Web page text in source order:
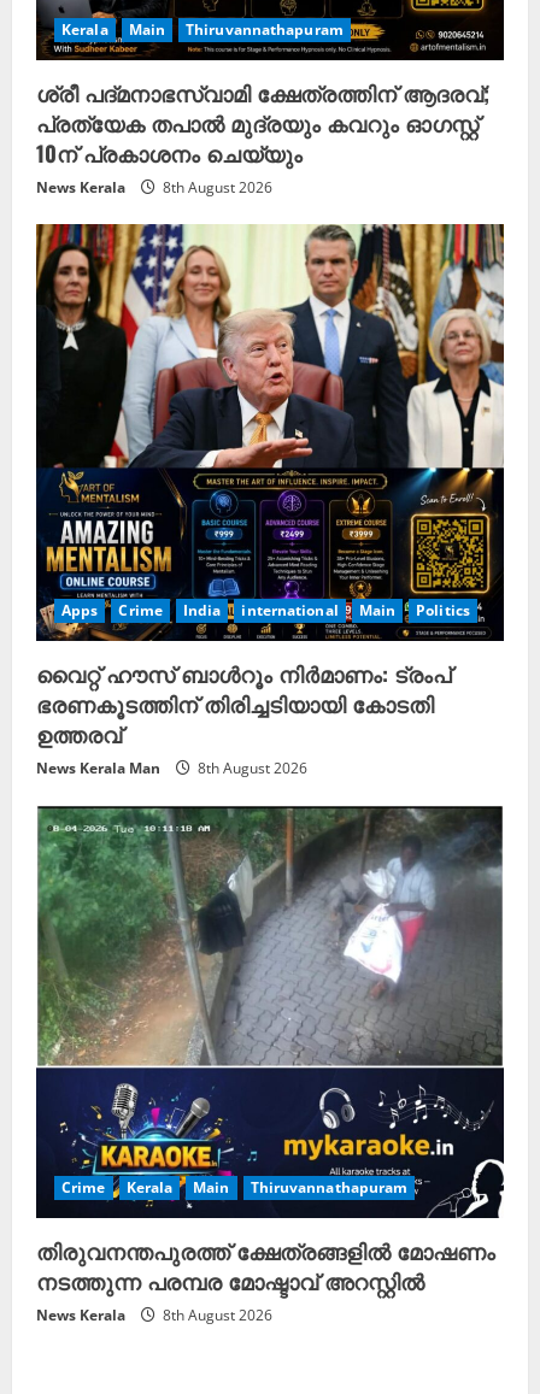
Kerala Main Thiruvannathapuram
ശ്രീ പദ്മനാഭസ്വാമി ക്ഷേത്രത്തിന് ആദരവ്;
പ്രത്യേക തപാൽ മുദ്രയും കവറും ഓഗസ്റ്റ്
10ന് പ്രകാശനം ചെയ്യും
News Kerala 8th August 2026
Apps Crime India international Main Politics
വൈറ്റ് ഹൗസ് ബാൾറൂം നിർമാണം: ട്രംപ്
ഭരണകൂടത്തിന് തിരിച്ചടിയായി കോടതി
ഉത്തരവ്
News Kerala Man 8th August 2026
Crime Kerala Main Thiruvannathapuram
തിരുവനന്തപുരത്ത് ക്ഷേത്രങ്ങളിൽ മോഷണം
നടത്തുന്ന പരമ്പര മോഷ്ടാവ് അറസ്റ്റിൽ
News Kerala 8th August 2026